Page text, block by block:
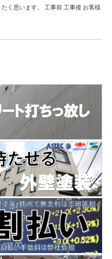
く思います。 工事前 工事後 お客様